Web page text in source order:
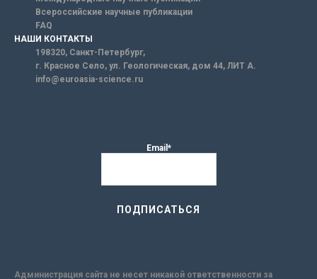
Всероссийские научные публикации
FAQ
НАШИ КОНТАКТЫ
198320, Санкт-Петербург,
г. Красное Село, ул. Геологическая, дом 44, ЛИТ А.
info@euroasia-science.ru
Email*
Администрация сайта не несет никакой ответственности за